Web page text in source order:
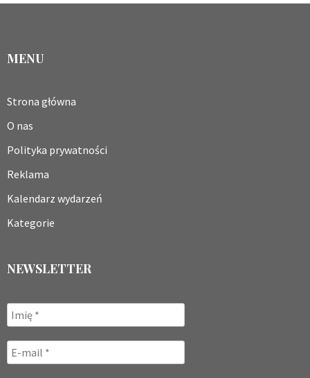
MENU
Strona główna
O nas
Polityka prywatności
Reklama
Kalendarz wydarzeń
Kategorie
NEWSLETTER